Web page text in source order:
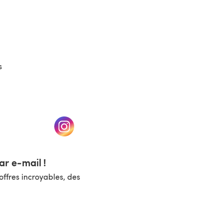
nouvel onglet) (s'ouvre dans un nouvel onglet)
e-mail !
incroyables, des